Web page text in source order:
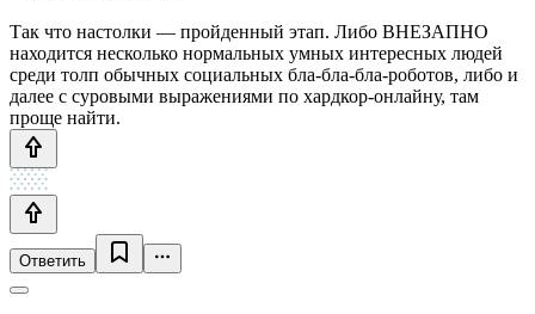
Так что настолки — пройденный этап. Либо ВНЕЗАПНО
находится несколько нормальных умных интересных людей
среди толп обычных социальных бла-бла-бла-роботов, либо и
далее с суровыми выражениями по хардкор-онлайну, там
проще найти.
Ответить